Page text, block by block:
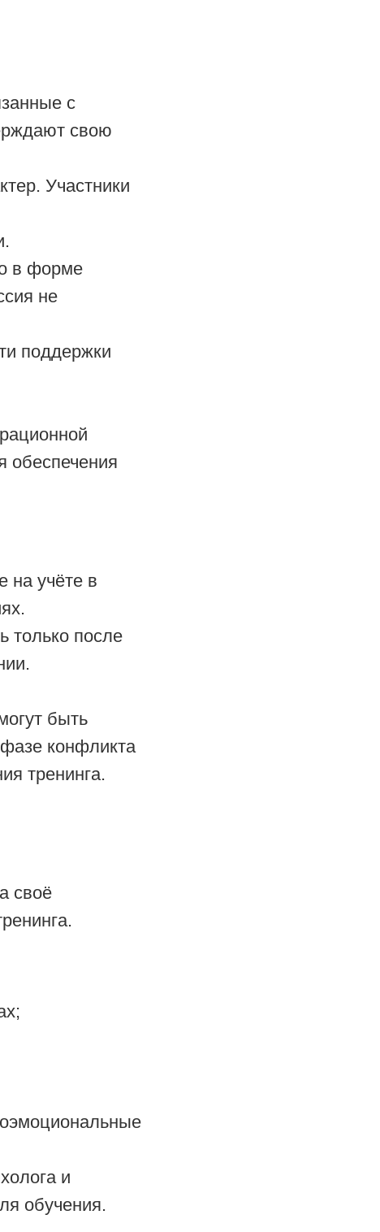
с
свою
Участники
в форме
не
поддержки
обеспечения
на учёте в
только после
быть
конфликта
тренинга.
своё
и
обучения.